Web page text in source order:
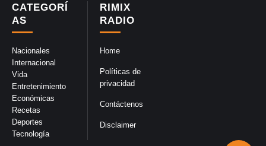
RIMIX
RADIO
Home
Políticas de
privacidad
Contáctenos
Disclaimer
CATEGORÍ
AS
Nacionales
Internacional
Vida
Entretenimiento
Económicas
Recetas
Deportes
Tecnología